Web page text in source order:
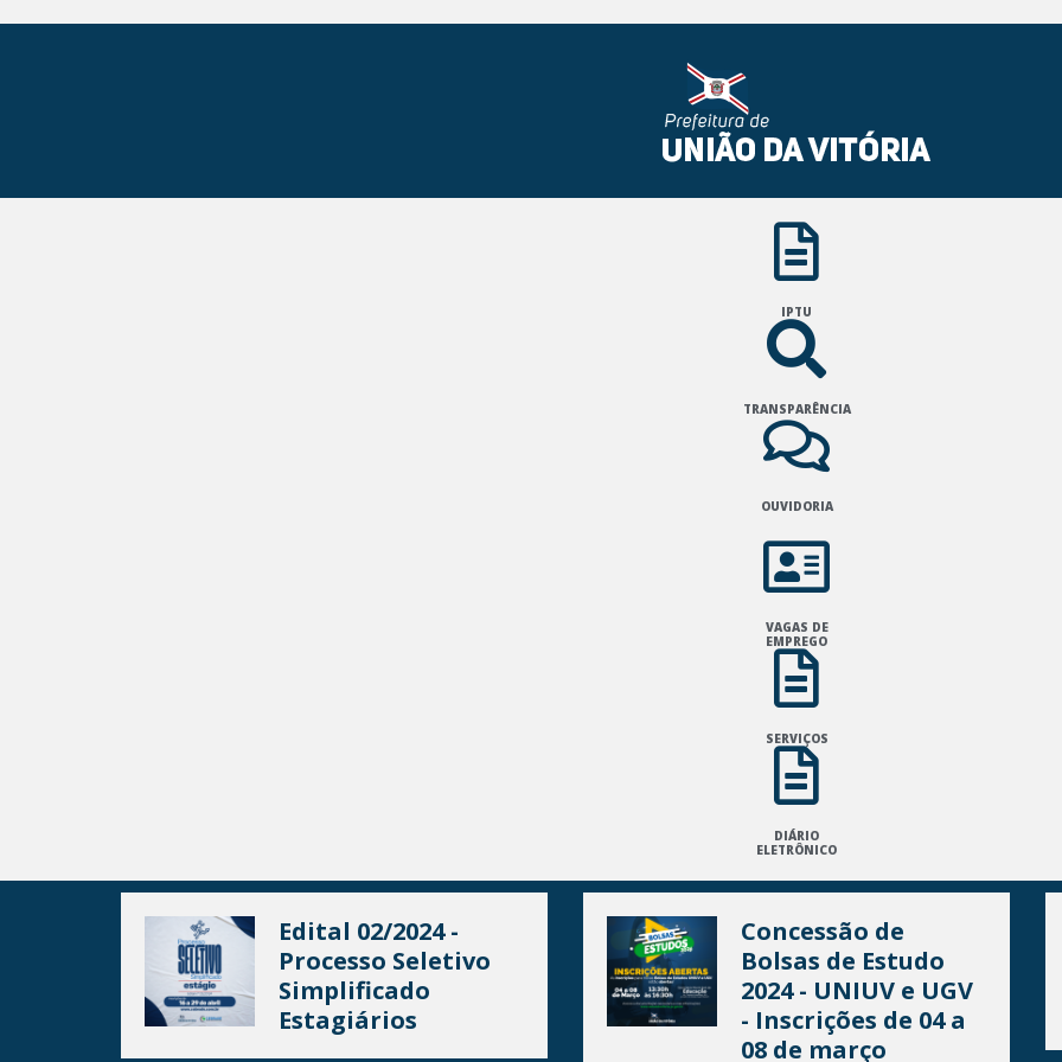
IPTU
TRANSPARÊNCIA
OUVIDORIA
VAGAS DE
EMPREGO
SERVIÇOS
DIÁRIO
ELETRÔNICO
Edital 02/2024 -
Processo Seletivo
Simplificado
Estagiários
Concessão de
Bolsas de Estudo
2024 - UNIUV e UGV
- Inscrições de 04 a
08 de março